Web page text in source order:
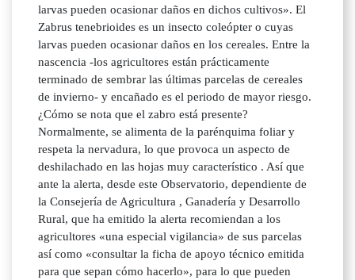
larvas pueden ocasionar daños en dichos cultivos». El
Zabrus tenebrioides es un insecto coleópter o cuyas
larvas pueden ocasionar daños en los cereales. Entre la
nascencia -los agricultores están prácticamente
terminado de sembrar las últimas parcelas de cereales
de invierno- y encañado es el periodo de mayor riesgo.
¿Cómo se nota que el zabro está presente?
Normalmente, se alimenta de la parénquima foliar y
respeta la nervadura, lo que provoca un aspecto de
deshilachado en las hojas muy característico . Así que
ante la alerta, desde este Observatorio, dependiente de
la Consejería de Agricultura , Ganadería y Desarrollo
Rural, que ha emitido la alerta recomiendan a los
agricultores «una especial vigilancia» de sus parcelas
así como «consultar la ficha de apoyo técnico emitida
para que sepan cómo hacerlo», para lo que pueden